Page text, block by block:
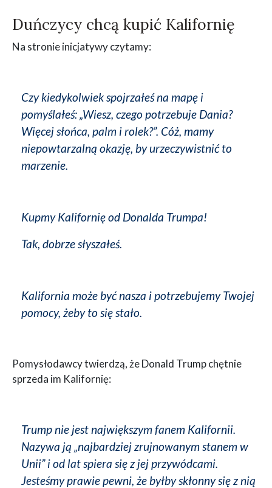
Duńczycy chcą kupić Kalifornię
Na stronie inicjatywy czytamy:
Czy kiedykolwiek spojrzałeś na mapę i
pomyślałeś: „Wiesz, czego potrzebuje Dania?
Więcej słońca, palm i rolek?”. Cóż, mamy
niepowtarzalną okazję, by urzeczywistnić to
marzenie.
Kupmy Kalifornię od Donalda Trumpa!
Tak, dobrze słyszałeś.
Kalifornia może być nasza i potrzebujemy Twojej
pomocy, żeby to się stało.
Pomysłodawcy twierdzą, że Donald Trump chętnie
sprzeda im Kalifornię:
Trump nie jest największym fanem Kalifornii.
Nazywa ją „najbardziej zrujnowanym stanem w
Unii” i od lat spiera się z jej przywódcami.
Jesteśmy prawie pewni, że byłby skłonny się z nią